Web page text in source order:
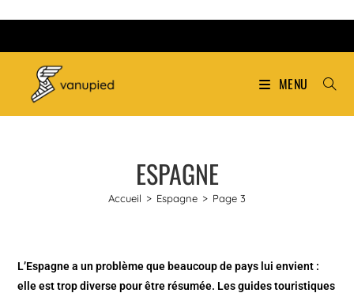
MENU
ESPAGNE
Accueil > Espagne > Page 3
L’Espagne a un problème que beaucoup de pays lui envient :
elle est trop diverse pour être résumée. Les guides touristiques